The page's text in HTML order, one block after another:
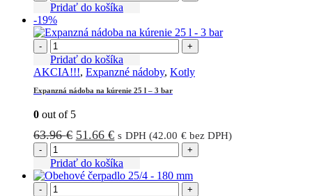
bola:
Pridať do košíka
-19%
- +
Pridať do košíka
AKCIA!!!, Expanzné nádoby, Kotly
Expanzná nádoba na kúrenie 25 l – 3 bar
0 out of 5
63.96€ Pôvodná
bola:
63.96 €.
51.66€Aktuálna
je:
51.66 €.
s DPH (42.00 €bez DPH)
- +
Pridať do košíka
- +